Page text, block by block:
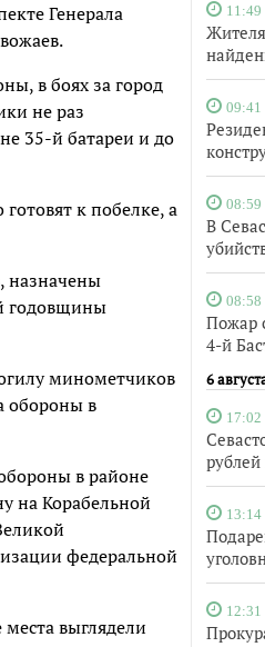
11:49
09:41
08:59
В
08:58
Пожар
4-й
6
17:02
13:14
12:31
Генерала
в боях за город
не раз
35-й батареи и до
к побелке, а
назначены
годовщины
минометчиков
обороны в
в районе
на Корабельной
федеральной
выглядели